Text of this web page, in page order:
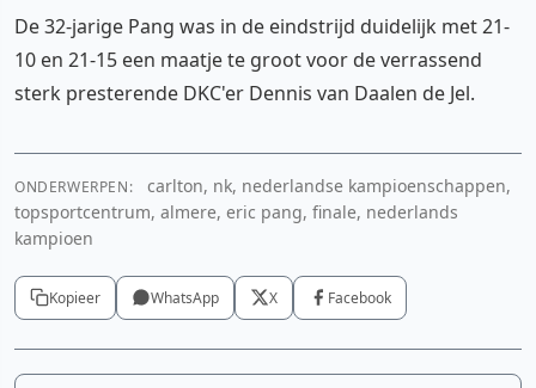
De 32-jarige Pang was in de eindstrijd duidelijk met 21-
10 en 21-15 een maatje te groot voor de verrassend
sterk presterende DKC'er Dennis van Daalen de Jel.
ONDERWERPEN:
carlton, nk, nederlandse kampioenschappen,
topsportcentrum, almere, eric pang, finale, nederlands
kampioen
Kopieer WhatsApp X Facebook